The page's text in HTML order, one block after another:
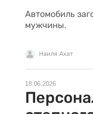
Автомобиль
мужчины.
Наиля Ахат
18.06.2026